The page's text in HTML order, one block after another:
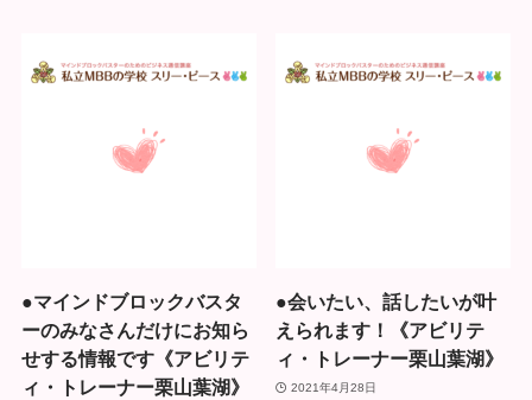
●マインドブロックバスタ
ーのみなさんだけにお知ら
せする情報です《アビリテ
ィ・トレーナー栗山葉湖》
●会いたい、話したいが叶
えられます！《アビリテ
ィ・トレーナー栗山葉湖》
2021年4月28日